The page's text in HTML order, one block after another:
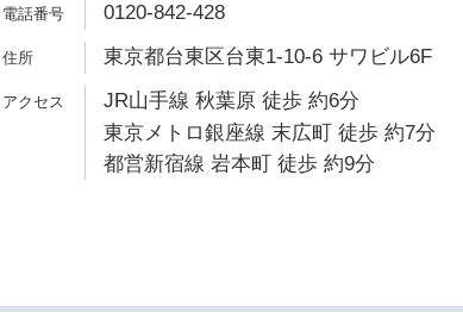
0120-842-428
東京都台東区台東1-10-6 サワビル6F
JR山手線 秋葉原 徒歩 約6分
東京メトロ銀座線 末広町 徒歩 約7分
都営新宿線 岩本町 徒歩 約9分